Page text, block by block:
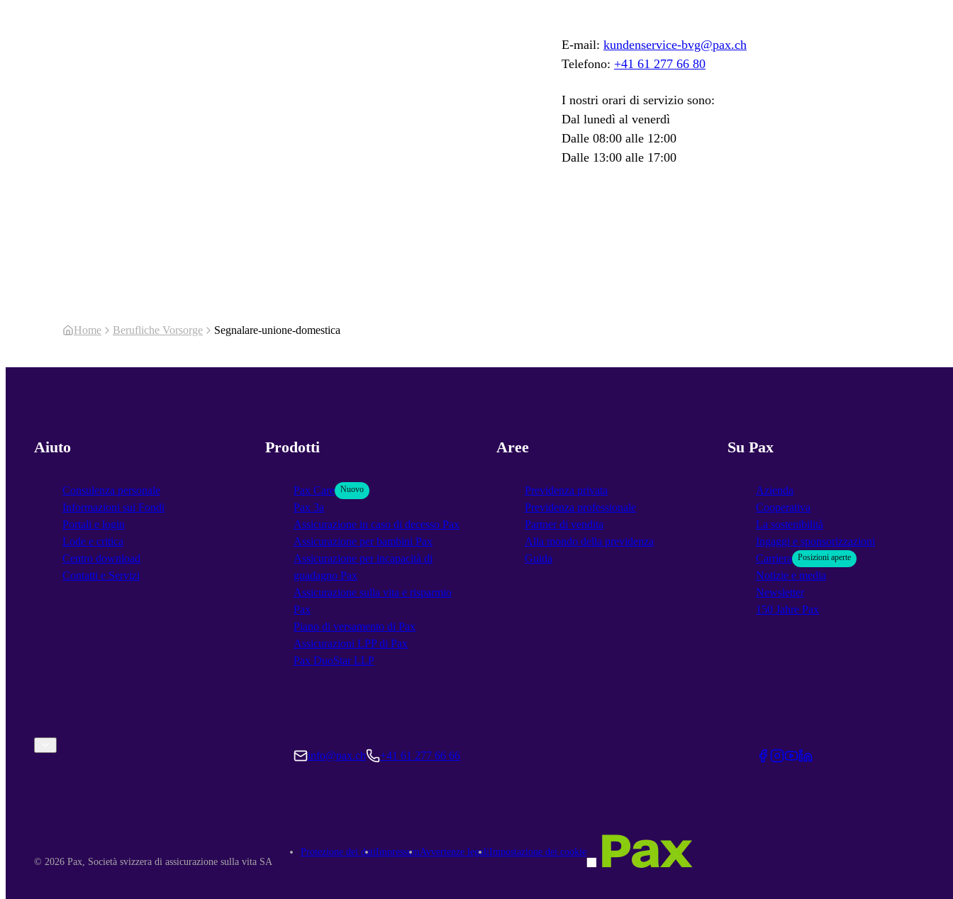
E-mail: kundenservice-bvg@pax.ch
Telefono: +41 61 277 66 80
I nostri orari di servizio sono:
Dal lunedì al venerdì
Dalle 08:00 alle 12:00
Dalle 13:00 alle 17:00
Home Berufliche Vorsorge Segnalare-unione-domestica
Aiuto
Consulenza personale
Informazioni sui Fondi
Portali e login
Lode e critica
Centro download
Contatti e Servizi
Prodotti
Pax Care Nuovo
Pax 3a
Assicurazione in caso di decesso Pax
Assicurazione per bambini Pax
Assicurazione per incapacità di
guadagno Pax
Assicurazione sulla vita e risparmio
Pax
Piano di versamento di Pax
Assicurazioni LPP di Pax
Pax DuoStar LLP
Aree
Previdenza privata
Previdenza professionale
Partner di vendita
Alla mondo della previdenza
Guida
Su Pax
Azienda
Cooperativa
La sostenibilità
Ingaggi e sponsorizzazioni
Carriera
Posizioni aperte
Notizie e media
Newsletter
150 Jahre Pax
E-Mail:
info@pax.ch GENERAL.TELEPHONE
+41 61 277 66 66 Facebook
Instagram
Youtube
Linkedin
© 2026 Pax, Società svizzera di assicurazione sulla vita SA
Protezione dei datiImpressumAvvertenze legaliImpostazione dei cookie